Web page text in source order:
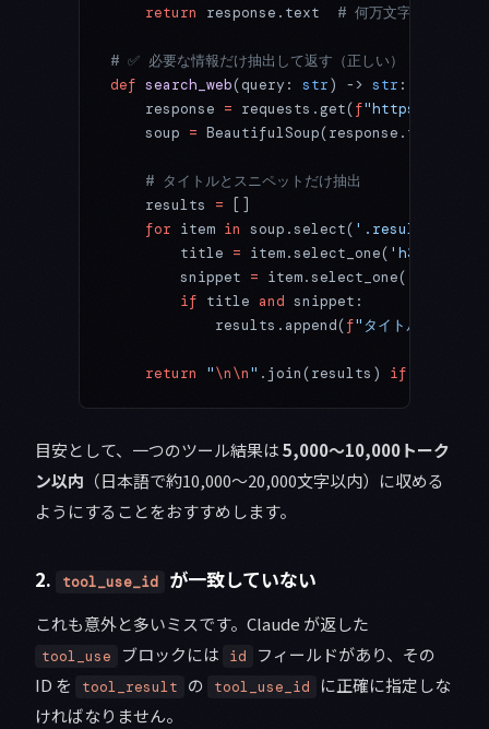
    return
response.text # 何万文字もある可能
# ✅ 必要な情報だけ抽出して返す（正しい）
def search_web(query: str) -> str :
    response
= requests.get(f"https://
    soup
= BeautifulSoup(response.text,
    # タイトルとスニペットだけ抽出
    results
= []
    for
item in soup.select( '.result'
        title
= item.select_one( 'h3'
        snippet
= item.select_one(
        if
title and snippet:
            results.append(
f"タイトル:
    return
"\n\n" .join(results) if
目安として、一つのツール結果は5,000〜10,000トーク
ン以内 （日本語で約10,000〜20,000文字以内）に収める
ようにすることをおすすめします。
2. tool_use_id が一致していない
これも意外と多いミスです。Claude が返した
tool_use ブロックには id
フィールドがあり、その
ID を
tool_result の tool_use_id
に正確に指定しな
ければなりません。